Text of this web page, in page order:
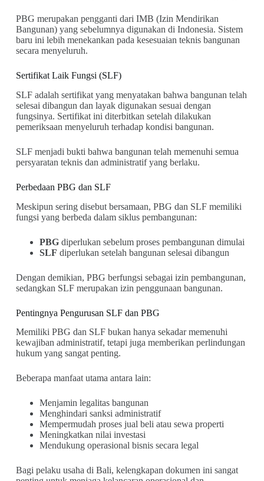
PBG merupakan pengganti dari IMB (Izin Mendirikan
Bangunan) yang sebelumnya digunakan di Indonesia. Sistem
baru ini lebih menekankan pada kesesuaian teknis bangunan
secara menyeluruh.
Sertifikat Laik Fungsi (SLF)
SLF adalah sertifikat yang menyatakan bahwa bangunan telah
selesai dibangun dan layak digunakan sesuai dengan
fungsinya. Sertifikat ini diterbitkan setelah dilakukan
pemeriksaan menyeluruh terhadap kondisi bangunan.
SLF menjadi bukti bahwa bangunan telah memenuhi semua
persyaratan teknis dan administratif yang berlaku.
Perbedaan PBG dan SLF
Meskipun sering disebut bersamaan, PBG dan SLF memiliki
fungsi yang berbeda dalam siklus pembangunan:
PBGdiperlukan sebelum proses pembangunan dimulai
SLF diperlukan setelah bangunan selesai dibangun
Dengan demikian, PBG berfungsi sebagai izin pembangunan,
sedangkan SLF merupakan izin penggunaan bangunan.
Pentingnya Pengurusan SLF dan PBG
Memiliki PBG dan SLF bukan hanya sekadar memenuhi
kewajiban administratif, tetapi juga memberikan perlindungan
hukum yang sangat penting.
Beberapa manfaat utama antara lain:
Menjamin legalitas bangunan
Menghindari sanksi administratif
Mempermudah proses jual beli atau sewa properti
Meningkatkan nilai investasi
Mendukung operasional bisnis secara legal
Bagi pelaku usaha di Bali, kelengkapan dokumen ini sangat